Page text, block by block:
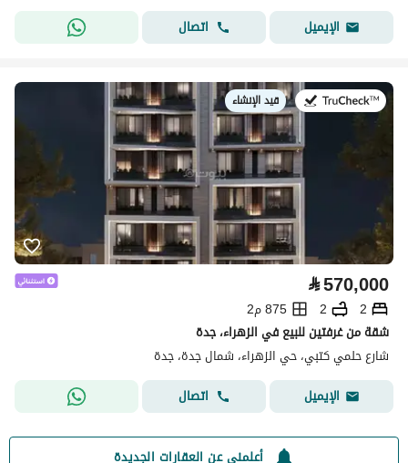
الإيميل
اتصال
في:قيد الإنشاء
⃁570,000
2
2
875 م2
شقة من غرفتين للبيع في الزهراء، جدة
شارع حلمي كتبي، حي الزهراء، شمال جدة، جدة
الإيميل
اتصال
أعلمني عن العقارات الجديدة